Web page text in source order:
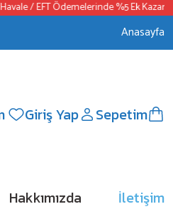
/ EFT Ödemelerinde %5 Ek Kazanç
Anasayfa
Giriş Yap Sepetim
Hakkımızda İletişim